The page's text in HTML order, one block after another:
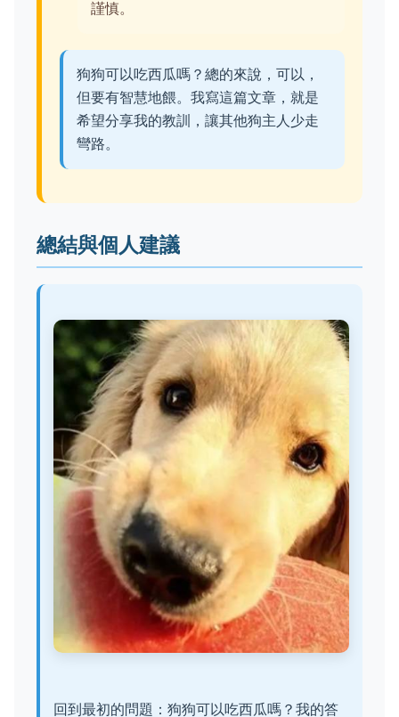
謹慎。
狗狗可以吃西瓜嗎？總的來說，可以，
但要有智慧地餵。我寫這篇文章，就是
希望分享我的教訓，讓其他狗主人少走
彎路。
總結與個人建議
回到最初的問題：狗狗可以吃西瓜嗎？我的答